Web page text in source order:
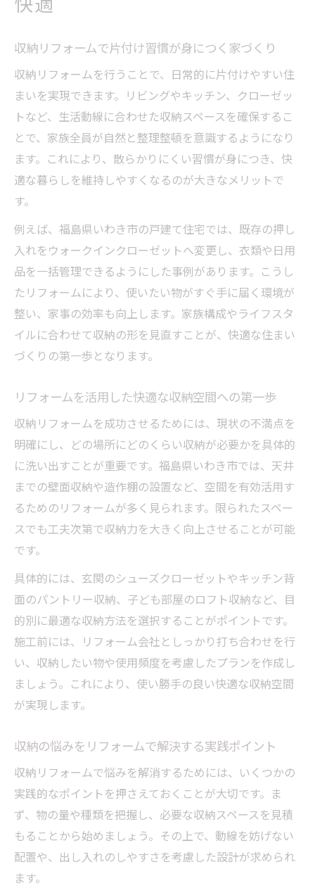
るか
片付けやすさ実現する間取りの工夫
リフォームで叶える片付けやすい間取り設
計法
生活動線を考慮した収納リフォームのコツ
間取り変更と収納リフォームの効果的な組
み合わせ
ポイント
収納リフォームがもたらす動線の変化を解
説
家事効率アップへ収納改革を考える
リフォームで家事の負担を減らす収納改革
家事効率アップを狙うリフォームポイント
紹介
リフォーム後の家事ストレス軽減実感エピ
ソード
リフォームで収納不足を解消した事例を解
説
使い勝手を重視したリフォームのポイント
紹介
収納リフォームのビフォーアフター事例に
学ぶ
リフォーム事例から分かる収納改善の工夫
リフォーム経験者が語る収納の使い勝手向
上策
すっきり暮らす収納設計のポイント
リフォームで実現するすっきり収納設計の
極意
収納リフォームで叶える整った住まいの工
快適
収納リフォームで片付け習慣が身につく家づくり
収納リフォームを行うことで、日常的に片付けやすい住
まいを実現できます。リビングやキッチン、クローゼッ
トなど、生活動線に合わせた収納スペースを確保するこ
とで、家族全員が自然と整理整頓を意識するようになり
ます。これにより、散らかりにくい習慣が身につき、快
適な暮らしを維持しやすくなるのが大きなメリットで
す。
例えば、福島県いわき市の戸建て住宅では、既存の押し
入れをウォークインクローゼットへ変更し、衣類や日用
品を一括管理できるようにした事例があります。こうし
たリフォームにより、使いたい物がすぐ手に届く環境が
整い、家事の効率も向上します。家族構成やライフスタ
イルに合わせて収納の形を見直すことが、快適な住まい
づくりの第一歩となります。
リフォームを活用した快適な収納空間への第一歩
収納リフォームを成功させるためには、現状の不満点を
明確にし、どの場所にどのくらい収納が必要かを具体的
に洗い出すことが重要です。福島県いわき市では、天井
までの壁面収納や造作棚の設置など、空間を有効活用す
るためのリフォームが多く見られます。限られたスペー
スでも工夫次第で収納力を大きく向上させることが可能
です。
具体的には、玄関のシューズクローゼットやキッチン背
面のパントリー収納、子ども部屋のロフト収納など、目
的別に最適な収納方法を選択することがポイントです。
施工前には、リフォーム会社としっかり打ち合わせを行
い、収納したい物や使用頻度を考慮したプランを作成し
ましょう。これにより、使い勝手の良い快適な収納空間
が実現します。
収納の悩みをリフォームで解決する実践ポイント
収納リフォームで悩みを解消するためには、いくつかの
実践的なポイントを押さえておくことが大切です。ま
ず、物の量や種類を把握し、必要な収納スペースを見積
もることから始めましょう。その上で、動線を妨げない
配置や、出し入れのしやすさを考慮した設計が求められ
ます。